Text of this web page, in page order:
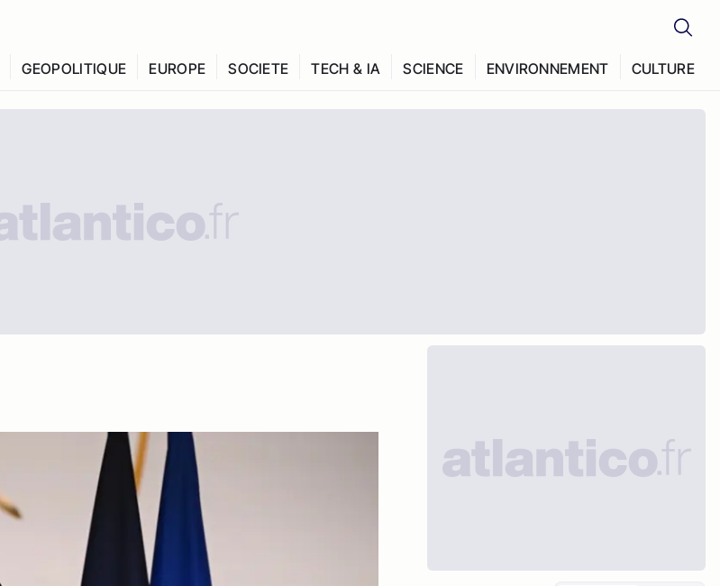
GEOPOLITIQUE EUROPE SOCIETE TECH & IA SCIENCE ENVIRONNEMENT CULTURE